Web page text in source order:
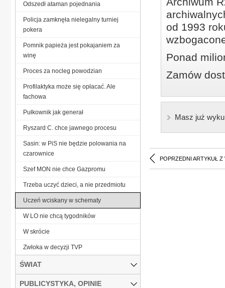
od 1993
Ponad
Zamów
Masz już
POPRZEDNI ARTYKUŁ Z
Odszedł ataman pojednania
Policja zamknęła nielegalny turniej
pokera
Pomnik papieża jest pokajaniem za
winę
Proces za nocleg powodzian
Profilaktyka może się opłacać. Ale
fachowa
Pułkownik jak generał
Ryszard C. chce jawnego procesu
Sasin: w PiS nie będzie polowania na
czarownice
Szef MON nie chce Gazpromu
Trzeba uczyć dzieci, a nie przedmiotu
Uczeń wciskany w schematy
W LO nie chcą tygodników
W skrócie
Zwłoka w decyzji TVP
ŚWIAT
PUBLICYSTYKA, OPINIE